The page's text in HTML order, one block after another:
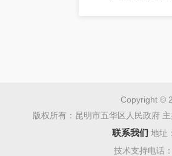
Copyright ©
版权所有：昆明市五华区人民政府
联系我们 地址
技术支持电话